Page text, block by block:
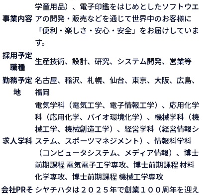
事業内容
学童用品）、電子印鑑をはじめとしたソフトウエ
アの開発・販売などを通じて世界中のお客様に
「便利・楽しさ・安心・安全」をお届けしていま
す。
採用予定
職種
生産技術、設計、研究、システム開発、営業等
勤務予定
地
名古屋、稲沢、札幌、仙台、東京、大阪、広島、
福岡
求人学科
電気学科（電気工学、電子情報工学）、応用化学
科（応用化学、バイオ環境化学）、機械学科（機
械工学、機械創造工学）、経営学科（経営情報シ
ステム、スポーツマネジメント）、情報科学科
（コンピュータシステム、メディア情報）、博士
前期課程 電気電子工学専攻、博士前期課程 材料
化学専攻、博士前期課程 機械工学専攻
会社PRそ シヤチハタは２０２５年で創業１００周年を迎え